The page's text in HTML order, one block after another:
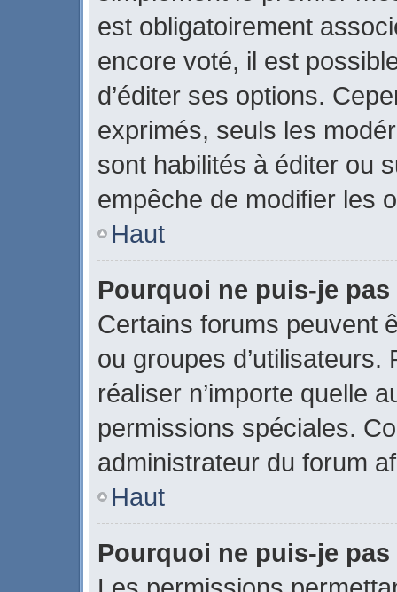
est obligatoirement
encore voté, il est
d’éditer ses options.
exprimés, seuls les
sont habilités à éditer ou
empêche de modifier les
Haut
Pourquoi ne puis-je
Certains forums peuvent
ou groupes
réaliser n’importe quelle
permissions spéciales.
administrateur du forum
Haut
Pourquoi ne puis-je